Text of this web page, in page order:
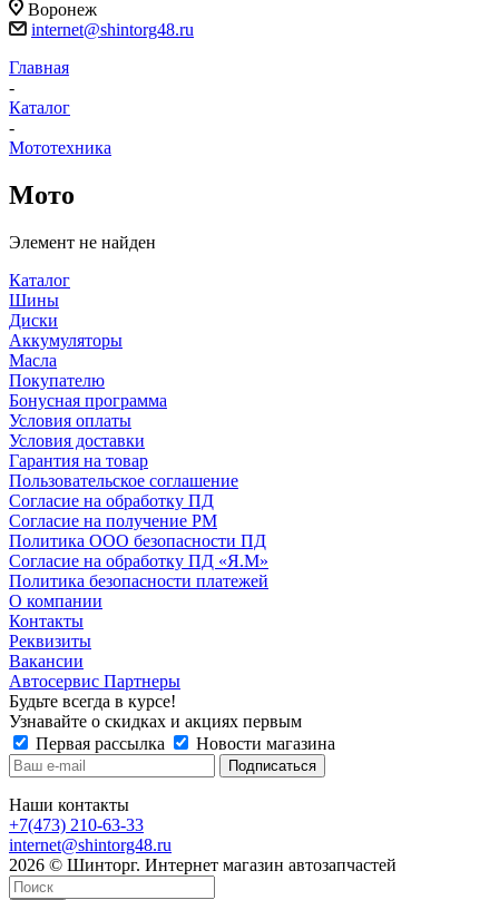
Воронеж
internet@shintorg48.ru
Главная
-
Каталог
-
Мототехника
Мото
Элемент не найден
Каталог
Шины
Диски
Аккумуляторы
Масла
Покупателю
Бонусная программа
Условия оплаты
Условия доставки
Гарантия на товар
Пользовательское соглашение
Согласие на обработку ПД
Согласие на получение РМ
Политика ООО безопасности ПД
Согласие на обработку ПД «Я.М»
Политика безопасности платежей
О компании
Контакты
Реквизиты
Вакансии
Автосервис Партнеры
Будьте всегда в курсе!
Узнавайте о скидках и акциях первым
Первая рассылка
Новости магазина
Наши контакты
+7(473) 210-63-33
internet@shintorg48.ru
2026 © Шинторг. Интернет магазин автозапчастей